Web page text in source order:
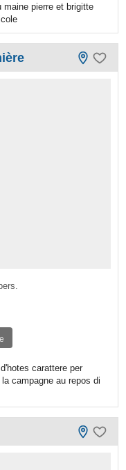
maine pierre et brigitte
carattere per
campagne au repos di